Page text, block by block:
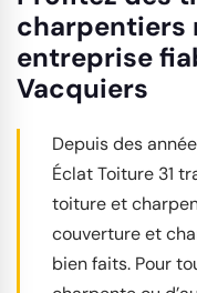
charpentiers
entreprise
Vacquiers
Depuis des
Éclat Toiture 31
toiture et
couverture et
bien faits. Pour